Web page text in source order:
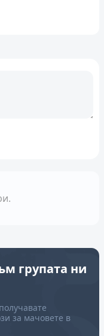
групата ни
за мачовете в